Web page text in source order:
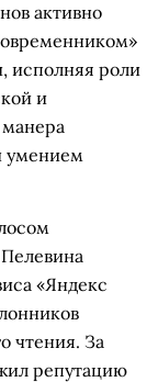
активно
исполняя роли
и
манера
умением
«Яндекс
чтения. За
репутацию